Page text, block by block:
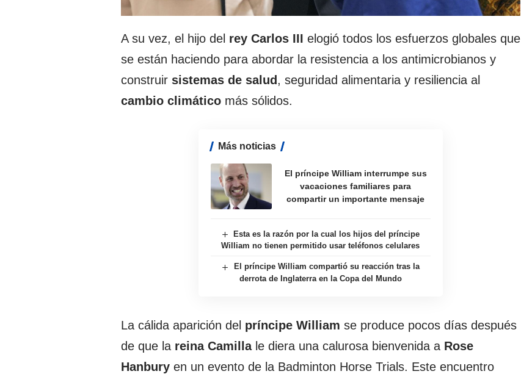
A su vez, el hijo del rey Carlos III elogió todos los esfuerzos globales que
se están haciendo para abordar la resistencia a los antimicrobianos y
construir sistemas de salud , seguridad alimentaria y resiliencia al
cambio climático más sólidos.
Más noticias
El príncipe William interrumpe sus
vacaciones familiares para
compartir un importante mensaje
Esta es la razón por la cual los hijos del príncipe
William no tienen permitido usar teléfonos celulares
El príncipe William compartió su reacción tras la
derrota de Inglaterra en la Copa del Mundo
La cálida aparición del príncipe William se produce pocos días después
de que la reina Camillale diera una calurosa bienvenida a Rose
Hanbury en un evento de la Badminton Horse Trials. Este encuentro